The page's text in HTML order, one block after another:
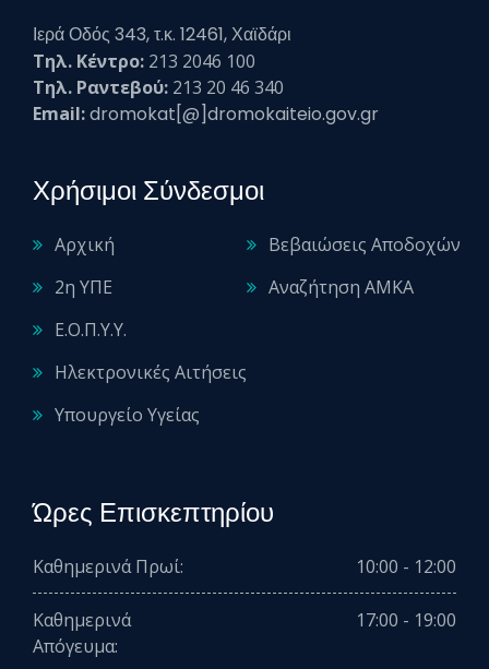
Ιερά Οδός 343, τ.κ. 12461, Χαϊδάρι
Τηλ. Κέντρο: 213 2046 100
Τηλ. Ραντεβού: 213 20 46 340
Email:dromokat[@]dromokaiteio.gov.gr
Χρήσιμοι Σύνδεσμοι
Αρχική
2η ΥΠΕ
Ε.Ο.Π.Υ.Υ.
Ηλεκτρονικές Αιτήσεις
Υπουργείο Υγείας
Βεβαιώσεις Αποδοχών
Αναζήτηση ΑΜΚΑ
Ώρες Επισκεπτηρίου
Καθημερινά Πρωί: 10:00 - 12:00
Καθημερινά
Απόγευμα:
17:00 - 19:00